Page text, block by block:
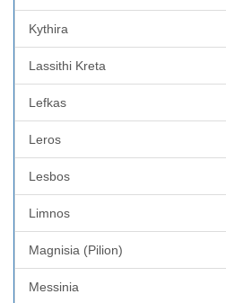
Kythira
Lassithi Kreta
Lefkas
Leros
Lesbos
Limnos
Magnisia (Pilion)
Messinia